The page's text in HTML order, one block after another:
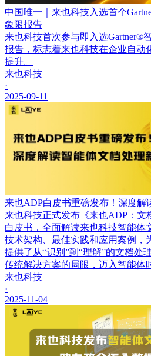
中国唯一｜来也科技入选首个
象限报告
来也科技首次参与即入选Gartner®
报告，标志着来也科技在企业自动
提升。
来也科技
·
2025-09-11
来也ADP白皮书重磅发布！深度解
来也科技正式发布《来也ADP：文
白皮书，全面解读来也科技智能体
技术架构、最佳实践和应用案例，
提供了从“识别”到“理解”的文档处
传统解决方案的局限，迈入智能体
来也科技
·
2025-11-04